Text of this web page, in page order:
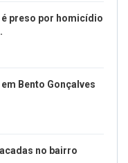
é preso por homicídio
Bento Gonçalves
no bairro